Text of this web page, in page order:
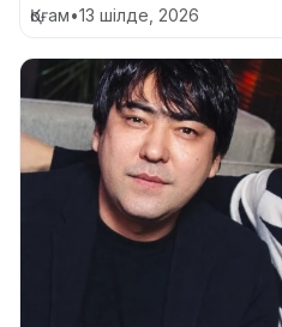
Қоғам•13 шілде, 2026